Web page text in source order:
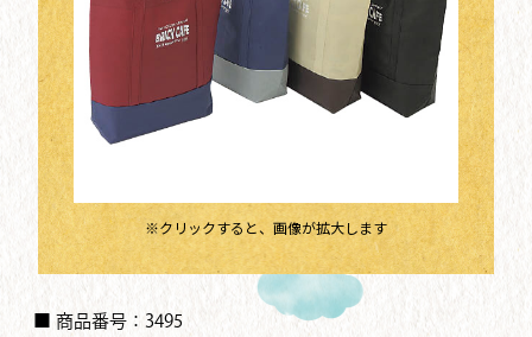
※クリックすると、画像が拡大します
■ 商品番号：3495